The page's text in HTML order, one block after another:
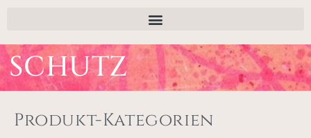
SCHUTZ
Produkt-Kategorien